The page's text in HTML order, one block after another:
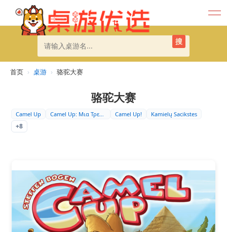
搜
首页 › 桌游 › 骆驼大赛
骆驼大赛
Camel Up Camel Up: Μια Τρελ… Camel Up! Kamielų Sacikstes
+8